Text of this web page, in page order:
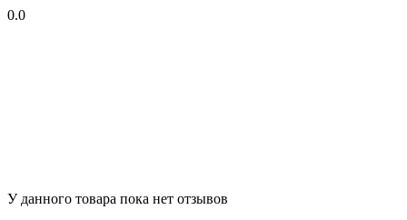
0.0
У данного товара пока нет отзывов